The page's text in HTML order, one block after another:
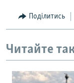
Поділитись
Читайте